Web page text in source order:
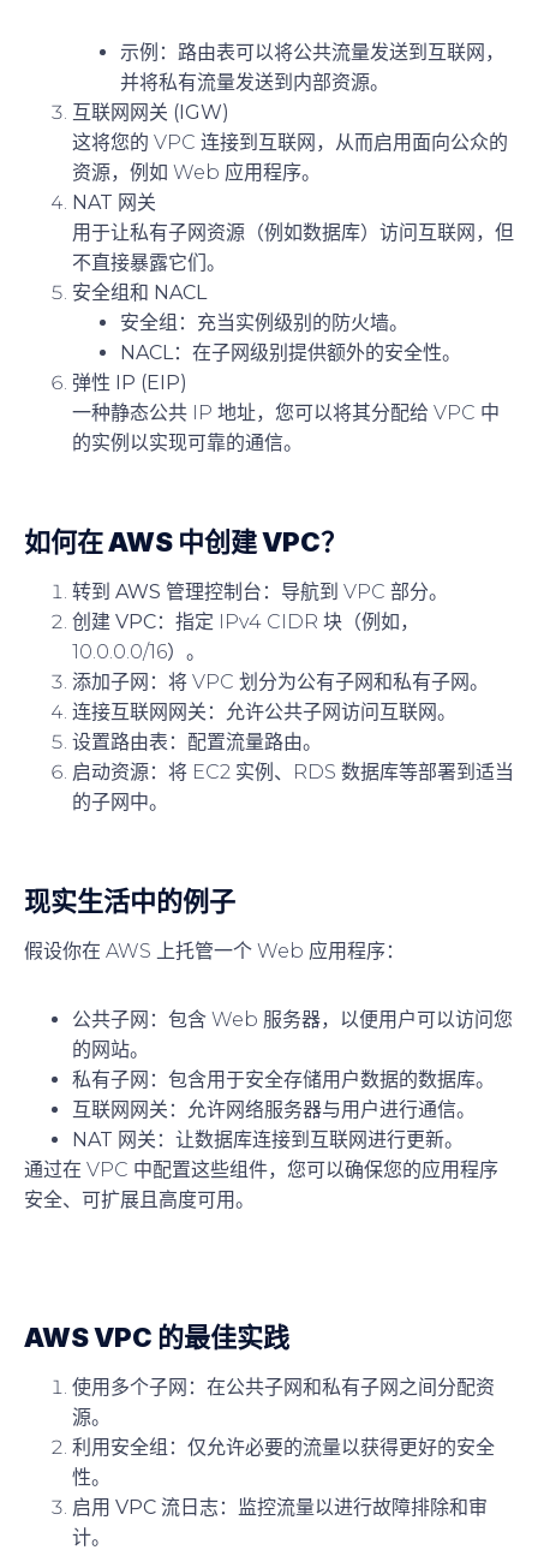
示例：路由表可以将公共流量发送到互联网，
并将私有流量发送到内部资源。
互联网网关 (IGW)
这将您的 VPC 连接到互联网，从而启用面向公众的
资源，例如 Web 应用程序。
NAT 网关
用于让私有子网资源（例如数据库）访问互联网，但
不直接暴露它们。
安全组和 NACL
安全组 ：充当实例级别的防火墙。
NACL ：在子网级别提供额外的安全性。
弹性 IP (EIP)
一种静态公共 IP 地址，您可以将其分配给 VPC 中
的实例以实现可靠的通信。
如何在 AWS 中创建 VPC？
转到 AWS 管理控制台 ：导航到 VPC 部分。
创建 VPC：指定 IPv4 CIDR 块（例如，
10.0.0.0/16）。
添加子网 ：将 VPC 划分为公有子网和私有子网。
连接互联网网关 ：允许公共子网访问互联网。
设置路由表 ：配置流量路由。
启动资源：将 EC2 实例、RDS 数据库等部署到适当
的子网中。
现实生活中的例子
假设你在 AWS 上托管一个 Web 应用程序：
公共子网 ：包含 Web 服务器，以便用户可以访问您
的网站。
私有子网 ：包含用于安全存储用户数据的数据库。
互联网网关 ：允许网络服务器与用户进行通信。
NAT 网关 ：让数据库连接到互联网进行更新。
通过在 VPC 中配置这些组件，您可以确保您的应用程序
安全、可扩展且高度可用。
AWS VPC 的最佳实践
使用多个子网 ：在公共子网和私有子网之间分配资
源。
利用安全组 ：仅允许必要的流量以获得更好的安全
性。
启用 VPC 流日志：监控流量以进行故障排除和审
计。